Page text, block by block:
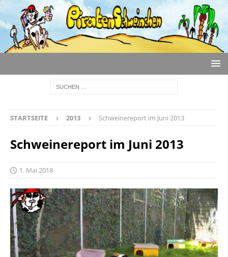
STARTSEITE 2013 Schweinereport im Juni 2013
Schweinereport im Juni 2013
1. Mai 2018